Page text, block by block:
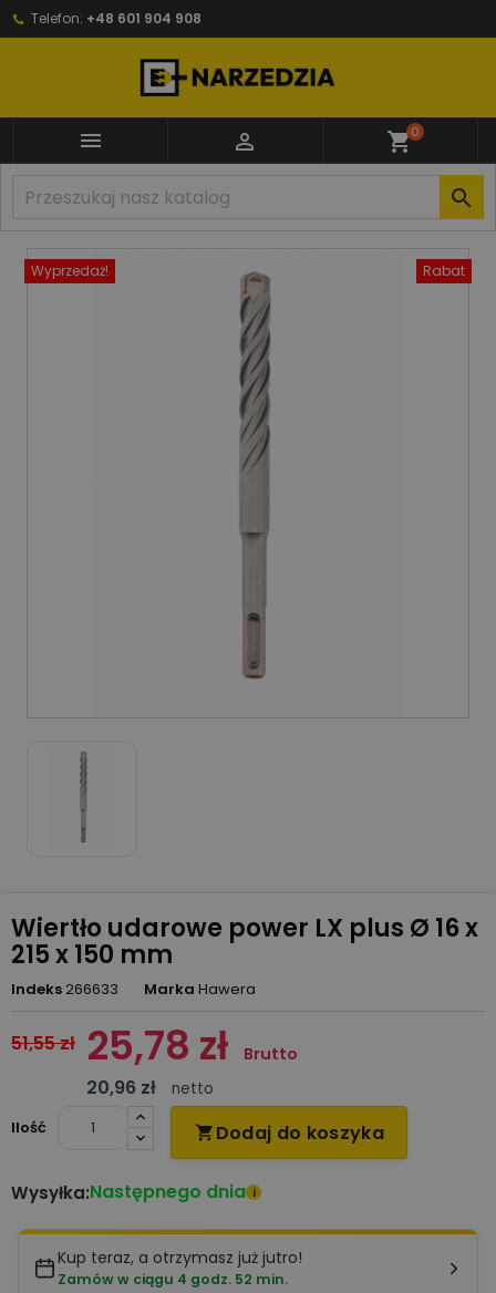
Telefon: +48 601 904 908
  shopping_cart0

Wyprzedaż! Rabat
Wiertło udarowe power LX plus Ø 16 x
215 x 150 mm
Indeks 266633 Marka Hawera
51,55 zł 25,78 zł Brutto
20,96 zł
netto
Ilość
 Dodaj do koszyka
Wysyłka:Następnego dnia i
Kup teraz, a otrzymasz już jutro!
Zamów w ciągu 4 godz. 52 min.